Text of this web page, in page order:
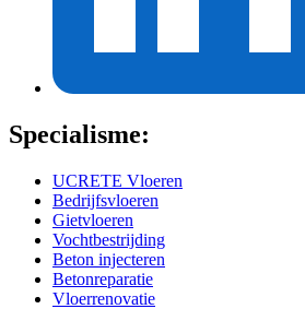
Specialisme:
UCRETE Vloeren
Bedrijfsvloeren
Gietvloeren
Vochtbestrijding
Beton injecteren
Betonreparatie
Vloerrenovatie